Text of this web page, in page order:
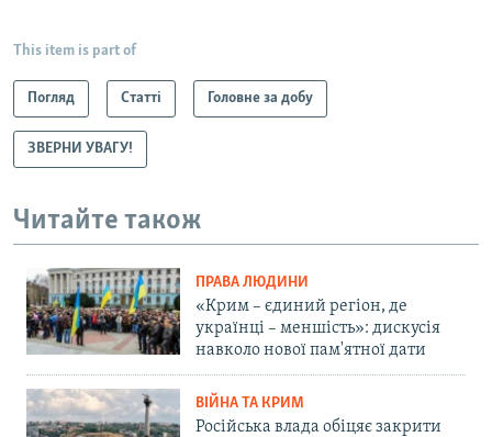
This item is part of
Погляд Статті Головне за добу
ЗВЕРНИ УВАГУ!
Читайте також
ПРАВА ЛЮДИНИ
«Крим – єдиний регіон, де
українці – меншість»: дискусія
навколо нової пам'ятної дати
ВІЙНА ТА КРИМ
Російська влада обіцяє закрити